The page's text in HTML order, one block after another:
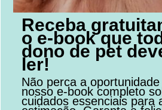
Receba
o e-book que
dono de pet
ler!
Não perca a
nosso e-book completo
cuidados essenciais para